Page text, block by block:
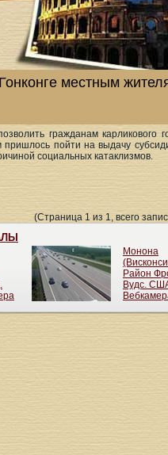
местным
гражданам карликового
пришлось пойти на выдачу
социальных катаклизмов.
(Страница 1 из 1, всего